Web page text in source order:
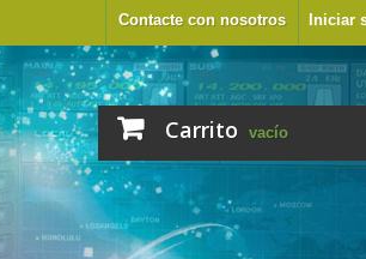
Iniciar
Contacte con nosotros
Carrito vacío